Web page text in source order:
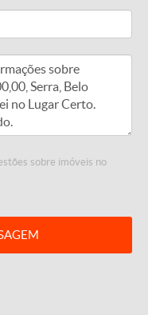
sobre imóveis no